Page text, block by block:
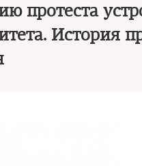
протеста
История